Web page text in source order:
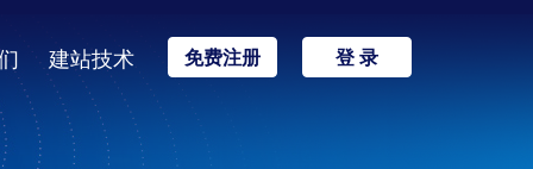
建站技术 免费注册 登 录